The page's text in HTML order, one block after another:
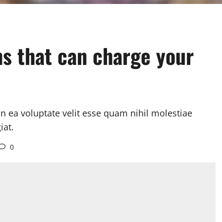
that can charge your
ea voluptate velit esse quam nihil molestiae
0